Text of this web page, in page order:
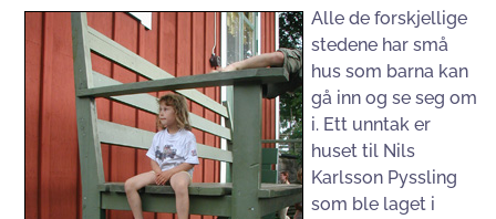
Alle de forskjellige
stedene har små
hus som barna kan
gå inn og se seg om
i. Ett unntak er
huset til Nils
Karlsson Pyssling
som ble laget i